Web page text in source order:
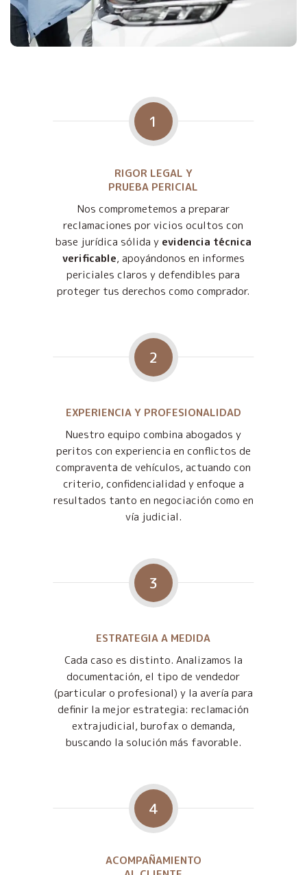
1
RIGOR LEGAL Y
PRUEBA PERICIAL
Nos comprometemos a preparar
reclamaciones por vicios ocultos con
base jurídica sólida y evidencia técnica
verificable, apoyándonos en informes
periciales claros y defendibles para
proteger tus derechos como comprador.
2
EXPERIENCIA Y PROFESIONALIDAD
Nuestro equipo combina abogados y
peritos con experiencia en conflictos de
compraventa de vehículos, actuando con
criterio, confidencialidad y enfoque a
resultados tanto en negociación como en
vía judicial.
3
ESTRATEGIA A MEDIDA
Cada caso es distinto. Analizamos la
documentación, el tipo de vendedor
(particular o profesional) y la avería para
definir la mejor estrategia: reclamación
extrajudicial, burofax o demanda,
buscando la solución más favorable.
4
ACOMPAÑAMIENTO